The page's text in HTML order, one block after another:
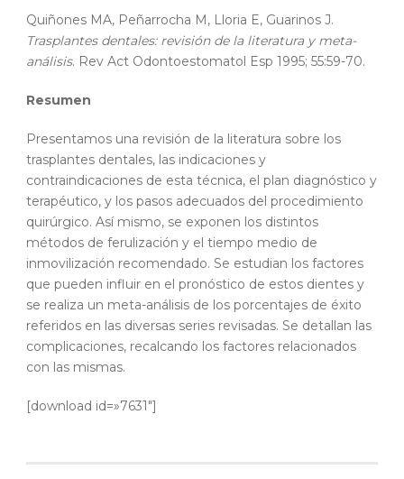
Quiñones MA, Peñarrocha M, Lloria E, Guarinos J.
Trasplantes dentales: revisión de la literatura y meta-
análisis. Rev Act Odontoestomatol Esp 1995; 55:59-70.
Resumen
Presentamos una revisión de la literatura sobre los
trasplantes dentales, las indicaciones y
contraindicaciones de esta técnica, el plan diagnóstico y
terapéutico, y los pasos adecuados del procedimiento
quirúrgico. Así mismo, se exponen los distintos
métodos de ferulización y el tiempo medio de
inmovilización recomendado. Se estudian los factores
que pueden influir en el pronóstico de estos dientes y
se realiza un meta-análisis de los porcentajes de éxito
referidos en las diversas series revisadas. Se detallan las
complicaciones, recalcando los factores relacionados
con las mismas.
[download id=»7631″]